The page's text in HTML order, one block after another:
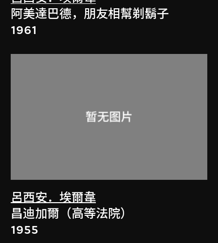
阿美達巴德，朋友相幫剃鬍子
1961
呂西安．埃爾韋
昌迪加爾（高等法院）
1955